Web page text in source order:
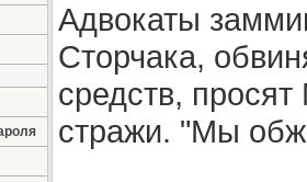
Адвокаты
Сторчака,
средств,
стражи. "Мы